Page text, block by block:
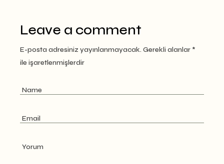
Leave a comment
E-posta adresiniz yayınlanmayacak. Gerekli alanlar *
ile işaretlenmişlerdir